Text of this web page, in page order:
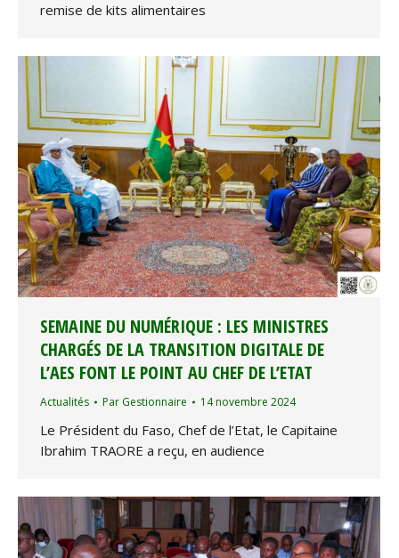
remise de kits alimentaires
SEMAINE DU NUMÉRIQUE : LES MINISTRES
CHARGÉS DE LA TRANSITION DIGITALE DE
L’AES FONT LE POINT AU CHEF DE L’ETAT
Actualités Par Gestionnaire 14 novembre 2024
Le Président du Faso, Chef de l’Etat, le Capitaine
Ibrahim TRAORE a reçu, en audience